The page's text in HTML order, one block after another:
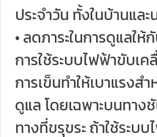
ประจำวัน ทั้งในบ้านแล
• ลดภาระในการดูแลใ
การใช้ระบบไฟฟ้าขับเ
การเข็นทำให้เบาแรงส
ดูแล โดยเฉพาะบนทาง
ทางที่ขรุขระ ถ้าใช้ระบ